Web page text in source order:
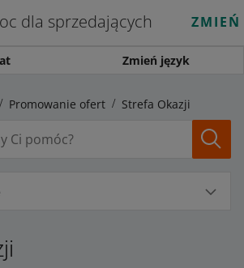
dla sprzedających
Zmień język
Promowanie ofert Strefa Okazji